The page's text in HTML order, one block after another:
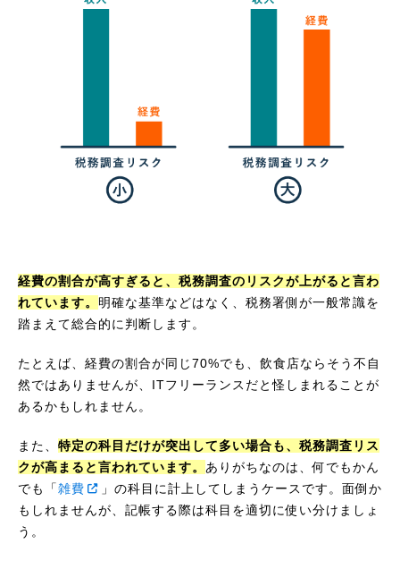
経費の割合が高すぎると、税務調査のリスクが上がると言わ
れています。 明確な基準などはなく、税務署側が一般常識を
踏まえて総合的に判断します。
たとえば、経費の割合が同じ70%でも、飲食店ならそう不自
然ではありませんが、ITフリーランスだと怪しまれることが
あるかもしれません。
また、 特定の科目だけが突出して多い場合も、税務調査リス
クが高まると言われています。 ありがちなのは、何でもかん
でも「雑費
」の科目に計上してしまうケースです。面倒か
もしれませんが、記帳する際は科目を適切に使い分けましょ
う。